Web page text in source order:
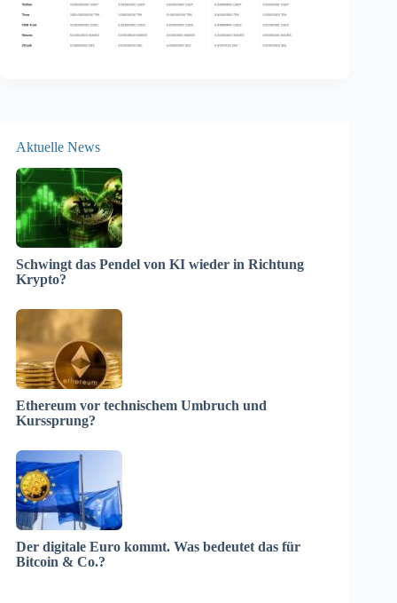
Aktuelle News
Schwingt das Pendel von KI wieder in Richtung
Krypto?
Ethereum vor technischem Umbruch und
Kurssprung?
Der digitale Euro kommt. Was bedeutet das für
Bitcoin & Co.?